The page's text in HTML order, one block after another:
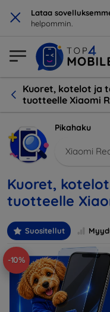
× Lataa
helpommin.
Kuoret, kotelot ja
tuotteelle Xiaomi
Pikahaku
Xiaomi
Kuoret,
tuotteelle
Suositellut
-10%